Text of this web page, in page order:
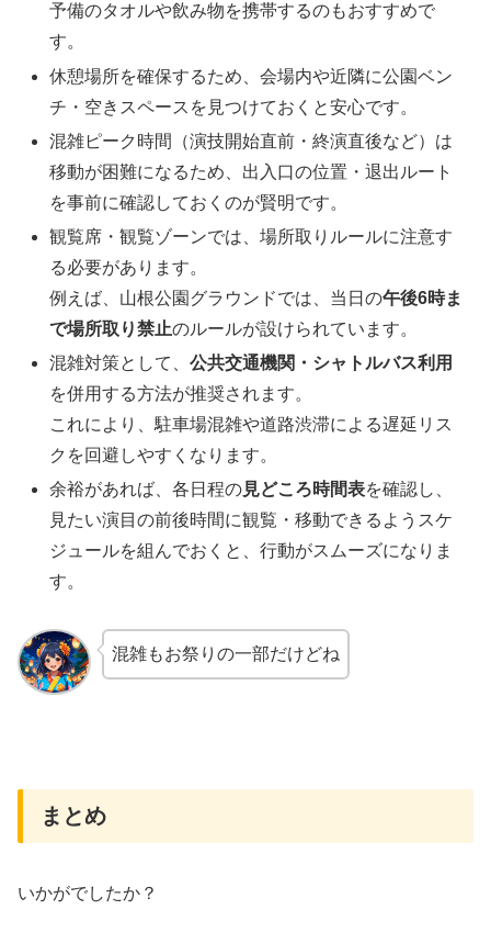
予備のタオルや飲み物を携帯するのもおすすめで
す。
休憩場所を確保するため、会場内や近隣に公園ベン
チ・空きスペースを見つけておくと安心です。
混雑ピーク時間（演技開始直前・終演直後など）は
移動が困難になるため、出入口の位置・退出ルート
を事前に確認しておくのが賢明です。
観覧席・観覧ゾーンでは、場所取りルールに注意す
る必要があります。
例えば、山根公園グラウンドでは、当日の午後6時ま
で場所取り禁止のルールが設けられています。
混雑対策として、公共交通機関・シャトルバス利用
を併用する方法が推奨されます。
これにより、駐車場混雑や道路渋滞による遅延リス
クを回避しやすくなります。
余裕があれば、各日程の見どころ時間表を確認し、
見たい演目の前後時間に観覧・移動できるようスケ
ジュールを組んでおくと、行動がスムーズになりま
す。
混雑もお祭りの一部だけどね
まとめ
いかがでしたか？